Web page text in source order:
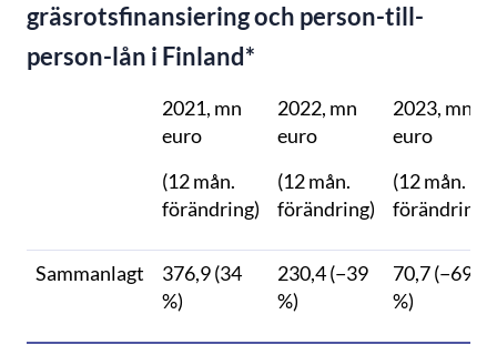
gräsrotsfinansiering och person-till-
person-lån i Finland*
2021, mn
euro
(12 mån.
förändring)
2022, mn
euro
(12 mån.
förändring)
2023, mn
euro
(12 mån.
förändring)
Sammanlagt
376,9 (34
%)
230,4 (−39
%)
70,7 (−69
%)